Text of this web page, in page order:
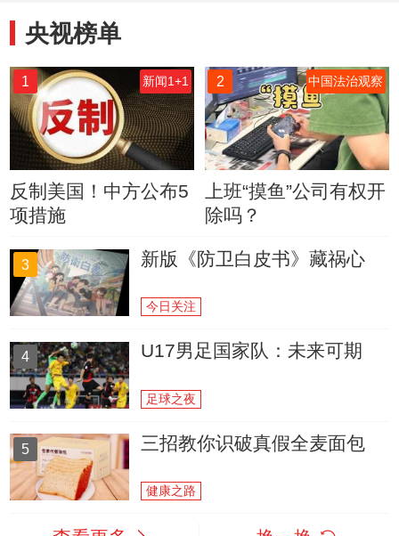
央视榜单
1 新闻1+1
反制美国！中方公布5
项措施
2 中国法治观察
上班“摸鱼”公司有权开
除吗？
3 新版《防卫白皮书》藏祸心
今日关注
4 U17男足国家队：未来可期
足球之夜
5 三招教你识破真假全麦面包
健康之路